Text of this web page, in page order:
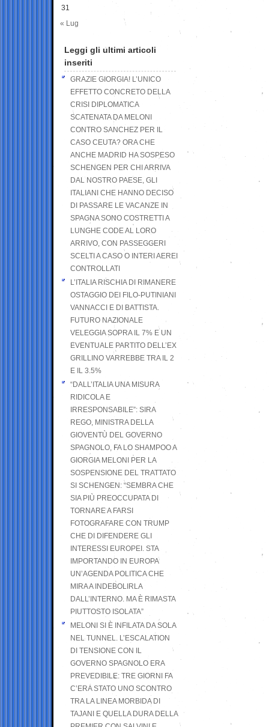
31
« Lug
Leggi gli ultimi articoli
inseriti
GRAZIE GIORGIA! L’UNICO
EFFETTO CONCRETO DELLA
CRISI DIPLOMATICA
SCATENATA DA MELONI
CONTRO SANCHEZ PER IL
CASO CEUTA? ORA CHE
ANCHE MADRID HA SOSPESO
SCHENGEN PER CHI ARRIVA
DAL NOSTRO PAESE, GLI
ITALIANI CHE HANNO DECISO
DI PASSARE LE VACANZE IN
SPAGNA SONO COSTRETTI A
LUNGHE CODE AL LORO
ARRIVO, CON PASSEGGERI
SCELTI A CASO O INTERI AEREI
CONTROLLATI
L’ITALIA RISCHIA DI RIMANERE
OSTAGGIO DEI FILO-PUTINIANI
VANNACCI E DI BATTISTA.
FUTURO NAZIONALE
VELEGGIA SOPRA IL 7% E UN
EVENTUALE PARTITO DELL’EX
GRILLINO VARREBBE TRA IL 2
E IL 3.5%
“DALL’ITALIA UNA MISURA
RIDICOLA E
IRRESPONSABILE”: SIRA
REGO, MINISTRA DELLA
GIOVENTÙ DEL GOVERNO
SPAGNOLO, FA LO SHAMPOO A
GIORGIA MELONI PER LA
SOSPENSIONE DEL TRATTATO
SI SCHENGEN: “SEMBRA CHE
SIA PIÙ PREOCCUPATA DI
TORNARE A FARSI
FOTOGRAFARE CON TRUMP
CHE DI DIFENDERE GLI
INTERESSI EUROPEI. STA
IMPORTANDO IN EUROPA
UN’AGENDA POLITICA CHE
MIRA A INDEBOLIRLA
DALL’INTERNO. MA È RIMASTA
PIUTTOSTO ISOLATA”
MELONI SI È INFILATA DA SOLA
NEL TUNNEL. L’ESCALATION
DI TENSIONE CON IL
GOVERNO SPAGNOLO ERA
PREVEDIBILE: TRE GIORNI FA
C’ERA STATO UNO SCONTRO
TRA LA LINEA MORBIDA DI
TAJANI E QUELLA DURA DELLA